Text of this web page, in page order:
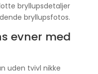
bryllupsdetaljer
bryllupsfotos.
evner med
uden tvivl nikke